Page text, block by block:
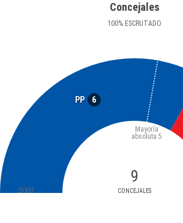
Concejales
100% ESCRUTADO
PP 6
9
CONCEJALES
Mayoría
absoluta 5
2007